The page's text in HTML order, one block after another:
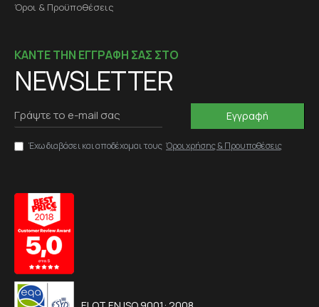
Όροι & Προϋποθέσεις
ΚΑΝΤΕ ΤΗΝ ΕΓΓΡΑΦΗ ΣΑΣ ΣΤΟ
NEWSLETTER
Εγγραφή
Έχω διαβάσει και αποδέχομαι τους Όροι χρήσης & Προυποθέσεις